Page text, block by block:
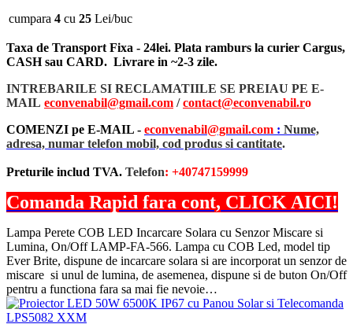
cumpara 4 cu 25 Lei/buc
Taxa de Transport Fixa - 24lei. Plata ramburs la curier Cargus,
CASH sau CARD. Livrare in ~2-3 zile.
INTREBARILE SI RECLAMATIILE SE PREIAU PE E-
MAIL econvenabil@gmail.com /contact@econvenabil.ro
COMENZI pe E-MAIL - econvenabil@gmail.com : Nume,
adresa, numar telefon mobil, cod produs si cantitate.
Preturile includ TVA. Telefon: +40747159999
Comanda Rapid fara cont, CLICK AICI!
Lampa Perete COB LED Incarcare Solara cu Senzor Miscare si
Lumina, On/Off LAMP-FA-566. Lampa cu COB Led, model tip
Ever Brite, dispune de incarcare solara si are incorporat un senzor de
miscare si unul de lumina, de asemenea, dispune si de buton On/Off
pentru a functiona fara sa mai fie nevoie…